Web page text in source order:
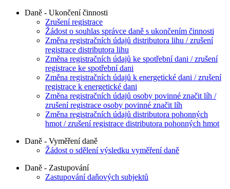
Daně - Ukončení činnosti
Zrušení registrace
Žádost o souhlas správce daně s ukončením činnosti
Změna registračních údajů distributora lihu / zrušení
registrace distributora lihu
Změna registračních údajů ke spotřební dani / zrušení
registrace ke spotřební dani
Změna registračních údajů k energetické dani / zrušení
registrace k energetické dani
Změna registračních údajů osoby povinné značit líh /
zrušení registrace osoby povinné značit líh
Změna registračních údajů distributora pohonných
hmot / zrušení registrace distributora pohonných hmot
Daně - Vyměření daně
Žádost o sdělení výsledku vyměření daně
Daně - Zastupování
Zastupování daňových subjektů